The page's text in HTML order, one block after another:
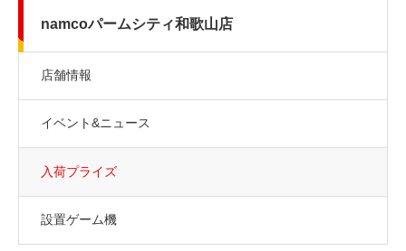
namcoパームシティ和歌山店
店舗情報
イベント&ニュース
入荷プライズ
設置ゲーム機